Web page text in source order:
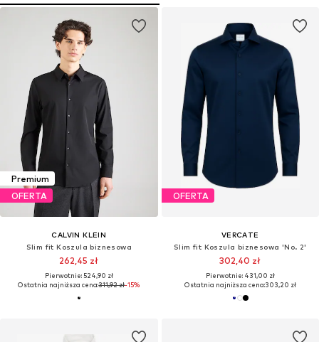
Premium
OFERTA
CALVIN KLEIN
Slim fit Koszula biznesowa
262,45 zł
Pierwotnie: 524,90 zł
Ostatnia najniższa cena:311,92 zł-15%
OFERTA
VERCATE
Slim fit Koszula biznesowa 'No. 2'
302,40 zł
Pierwotnie: 431,00 zł
Ostatnia najniższa cena:303,20 zł